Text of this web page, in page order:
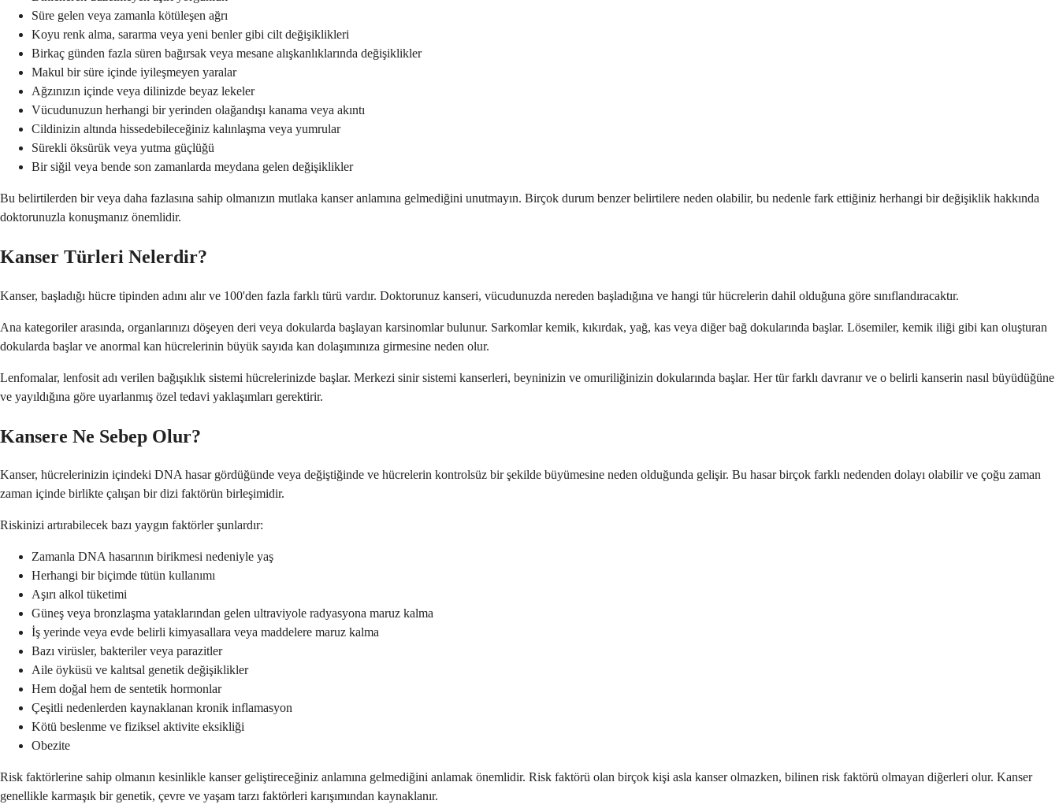
Süre gelen veya zamanla kötüleşen ağrı
Koyu renk alma, sararma veya yeni benler gibi cilt değişiklikleri
Birkaç günden fazla süren bağırsak veya mesane alışkanlıklarında değişiklikler
Makul bir süre içinde iyileşmeyen yaralar
Ağzınızın içinde veya dilinizde beyaz lekeler
Vücudunuzun herhangi bir yerinden olağandışı kanama veya akıntı
Cildinizin altında hissedebileceğiniz kalınlaşma veya yumrular
Sürekli öksürük veya yutma güçlüğü
Bir siğil veya bende son zamanlarda meydana gelen değişiklikler
Bu belirtilerden bir veya daha fazlasına sahip olmanızın mutlaka kanser anlamına gelmediğini unutmayın. Birçok durum benzer belirtilere neden olabilir, bu nedenle fark ettiğiniz herhangi bir değişiklik hakkında
doktorunuzla konuşmanız önemlidir.
Kanser Türleri Nelerdir?
Kanser, başladığı hücre tipinden adını alır ve 100'den fazla farklı türü vardır. Doktorunuz kanseri, vücudunuzda nereden başladığına ve hangi tür hücrelerin dahil olduğuna göre sınıflandıracaktır.
Ana kategoriler arasında, organlarınızı döşeyen deri veya dokularda başlayan karsinomlar bulunur. Sarkomlar kemik, kıkırdak, yağ, kas veya diğer bağ dokularında başlar. Lösemiler, kemik iliği gibi kan oluşturan
dokularda başlar ve anormal kan hücrelerinin büyük sayıda kan dolaşımınıza girmesine neden olur.
Lenfomalar, lenfosit adı verilen bağışıklık sistemi hücrelerinizde başlar. Merkezi sinir sistemi kanserleri, beyninizin ve omuriliğinizin dokularında başlar. Her tür farklı davranır ve o belirli kanserin nasıl büyüdüğüne
ve yayıldığına göre uyarlanmış özel tedavi yaklaşımları gerektirir.
Kansere Ne Sebep Olur?
Kanser, hücrelerinizin içindeki DNA hasar gördüğünde veya değiştiğinde ve hücrelerin kontrolsüz bir şekilde büyümesine neden olduğunda gelişir. Bu hasar birçok farklı nedenden dolayı olabilir ve çoğu zaman
zaman içinde birlikte çalışan bir dizi faktörün birleşimidir.
Riskinizi artırabilecek bazı yaygın faktörler şunlardır:
Zamanla DNA hasarının birikmesi nedeniyle yaş
Herhangi bir biçimde tütün kullanımı
Aşırı alkol tüketimi
Güneş veya bronzlaşma yataklarından gelen ultraviyole radyasyona maruz kalma
İş yerinde veya evde belirli kimyasallara veya maddelere maruz kalma
Bazı virüsler, bakteriler veya parazitler
Aile öyküsü ve kalıtsal genetik değişiklikler
Hem doğal hem de sentetik hormonlar
Çeşitli nedenlerden kaynaklanan kronik inflamasyon
Kötü beslenme ve fiziksel aktivite eksikliği
Obezite
Risk faktörlerine sahip olmanın kesinlikle kanser geliştireceğiniz anlamına gelmediğini anlamak önemlidir. Risk faktörü olan birçok kişi asla kanser olmazken, bilinen risk faktörü olmayan diğerleri olur. Kanser
genellikle karmaşık bir genetik, çevre ve yaşam tarzı faktörleri karışımından kaynaklanır.